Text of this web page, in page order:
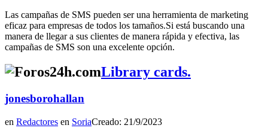
Las campañas de SMS pueden ser una herramienta de marketing
eficaz para empresas de todos los tamaños.Si está buscando una
manera de llegar a sus clientes de manera rápida y efectiva, las
campañas de SMS son una excelente opción.
Library cards.
jonesborohallan
en Redactores en SoriaCreado: 21/9/2023